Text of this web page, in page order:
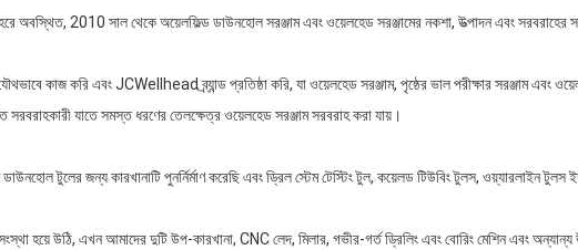
2010 সাল থেকে অয়েলফিল্ড ডাউনহোল সরঞ্জাম এবং ওয়েলহেড সরঞ্জামের নকশা, উত্পাদন এবং সরবরাহের
কাজ করি এবং JCWellhead ব্র্যান্ড প্রতিষ্ঠা করি, যা ওয়েলহেড সরঞ্জাম, পৃষ্ঠের ভাল পরীক্ষার সরঞ্জাম এবং
যাতে সমস্ত ধরণের তেলক্ষেত্র ওয়েলহেড সরঞ্জাম সরবরাহ করা যায়।
টুলের জন্য কারখানাটি পুনর্নির্মাণ করেছি এবং ড্রিল স্টেম টেস্টিং টুল, কয়েলড টিউবিং টুলস, ওয়্যারলাইন
হয়ে উঠি, এখন আমাদের দুটি উপ-কারখানা, CNC লেদ, মিলার, গভীর-গর্ত ড্রিলিং এবং বোরিং মেশিন এবং অন্যান্য